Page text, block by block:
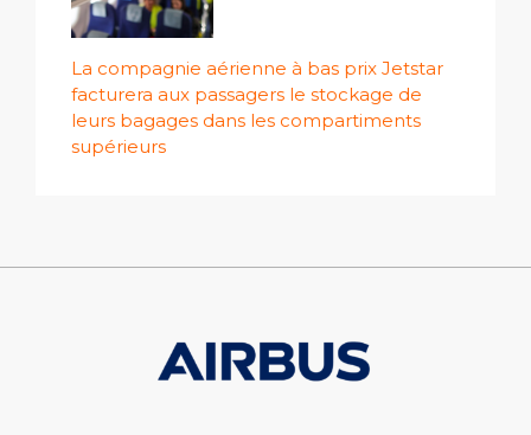
La compagnie aérienne à bas prix Jetstar
facturera aux passagers le stockage de
leurs bagages dans les compartiments
supérieurs